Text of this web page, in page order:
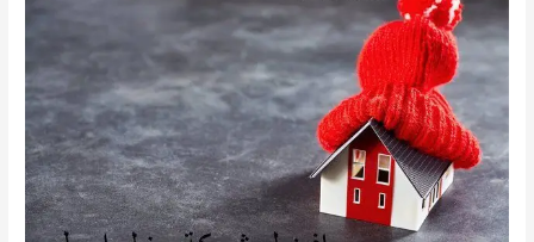
0541008053
–
عزل
متخصصة
عزل
الشينكو
بشرورة